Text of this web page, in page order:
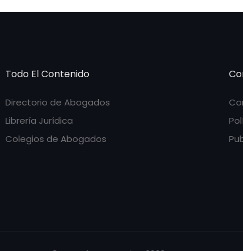
Todo El Contenido
Directorio de Abogados
Librería Jurídica
Colegios de Abogados